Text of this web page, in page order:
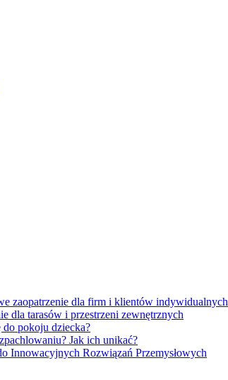
zaopatrzenie dla firm i klientów indywidualnych
dla tarasów i przestrzeni zewnętrznych
do pokoju dziecka?
Jak ich unikać?
Innowacyjnych Rozwiązań Przemysłowych